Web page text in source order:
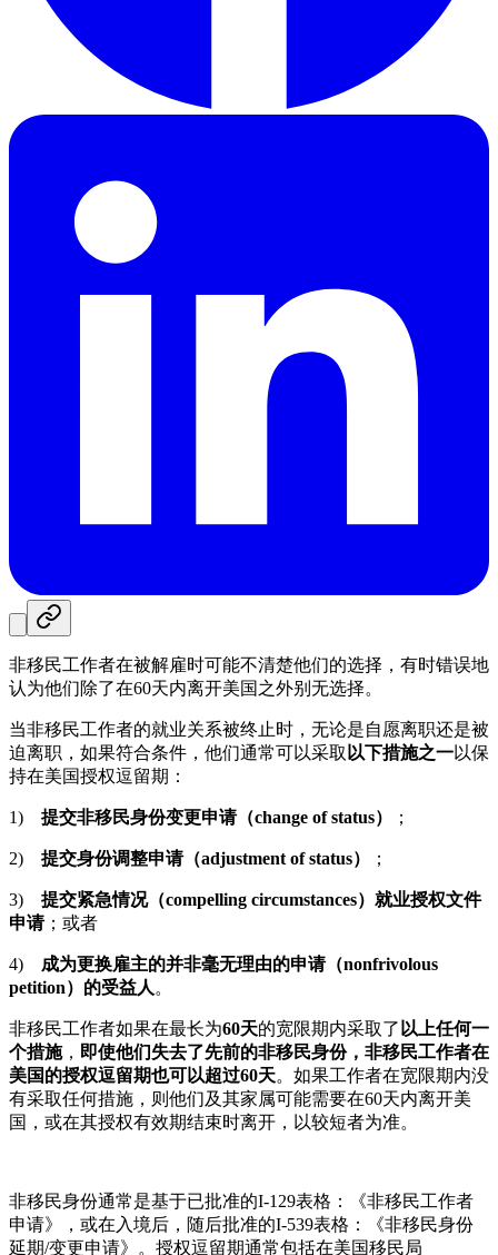
非移民工作者在被解雇时可能不清楚他们的选择，有时错误地
认为他们除了在60天内离开美国之外别无选择。
当非移民工作者的就业关系被终止时，无论是自愿离职还是被
迫离职，如果符合条件，他们通常可以采取 以下措施之一以保
持在美国授权逗留期：
1) 提交非移民身份变更申请（change of status） ；
2) 提交身份调整申请（adjustment of status） ；
3) 提交紧急情况（compelling circumstances）就业授权文件
申请；或者
4) 成为更换雇主的并非毫无理由的申请（nonfrivolous
petition）的受益人 。
非移民工作者如果在最长为60天的宽限期内采取了 以上任何一
个措施， 即使他们失去了先前的非移民身份，非移民工作者在
美国的授权逗留期也可以超过60天。如果工作者在宽限期内没
有采取任何措施，则他们及其家属可能需要在60天内离开美
国，或在其授权有效期结束时离开，以较短者为准。
非移民身份通常是基于已批准的I-129表格：《非移民工作者
申请》，或在入境后，随后批准的I-539表格：《非移民身份
延期/变更申请》。授权逗留期通常包括在美国移民局